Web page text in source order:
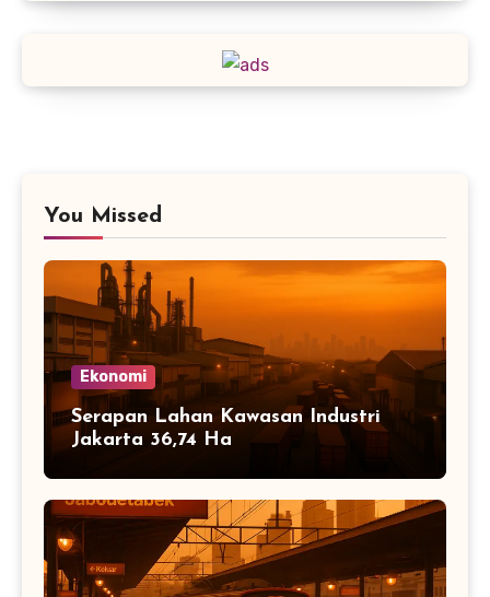
You Missed
Ekonomi
Serapan Lahan Kawasan Industri
Jakarta 36,74 Ha